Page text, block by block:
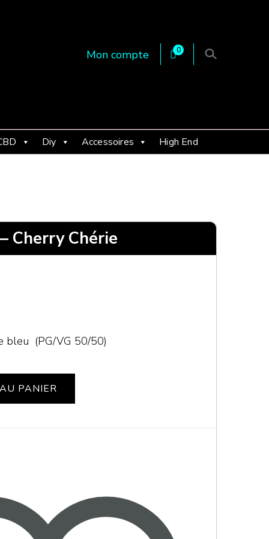
Mon compte 0
Diy Accessoires High End
Cherry Chérie
bleu (PG/VG 50/50)
PANIER